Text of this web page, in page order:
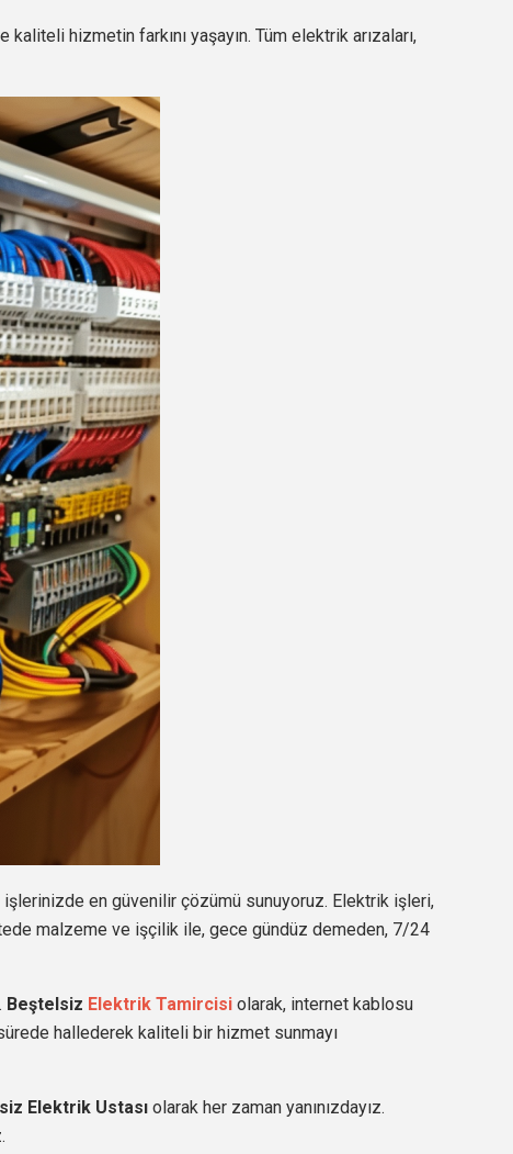
kaliteli hizmetin farkını yaşayın. Tüm elektrik arızaları,
işlerinizde en güvenilir çözümü sunuyoruz. Elektrik işleri,
malzeme ve işçilik ile, gece gündüz demeden, 7/24
Beştelsiz Elektrik Tamircisi olarak, internet kablosu
hallederek kaliteli bir hizmet sunmayı
Elektrik Ustası olarak her zaman yanınızdayız.